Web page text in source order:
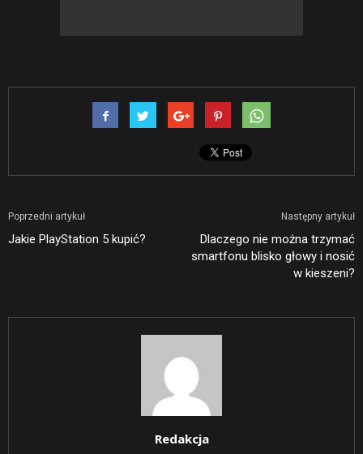
Poprzedni artykuł
Jakie PlayStation 5 kupić?
Następny artykuł
Dlaczego nie można trzymać
smartfonu blisko głowy i nosić
w kieszeni?
Redakcja